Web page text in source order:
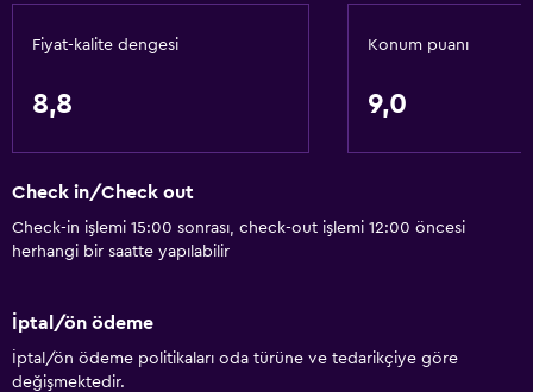
Fiyat-kalite dengesi
8,8
Konum puanı
9,0
Check in/Check out
Check-in işlemi 15:00 sonrası, check-out işlemi 12:00 öncesi
herhangi bir saatte yapılabilir
İptal/ön ödeme
İptal/ön ödeme politikaları oda türüne ve tedarikçiye göre
değişmektedir.